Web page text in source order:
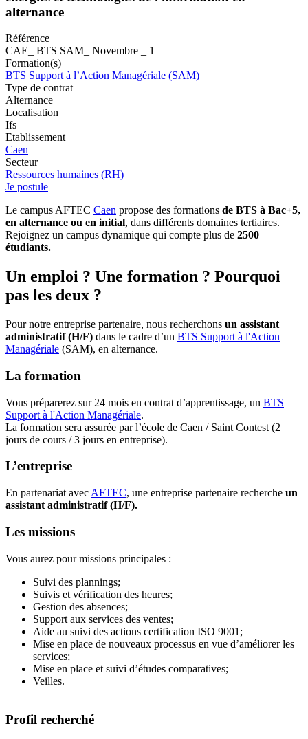
alternance
Référence
CAE_ BTS SAM_ Novembre _ 1
Formation(s)
BTS Support à l’Action Managériale (SAM)
Type de contrat
Alternance
Localisation
Ifs
Etablissement
Caen
Secteur
Ressources humaines (RH)
Je postule
Le campus AFTEC Caen propose des formations de BTS à Bac+5,
en alternance ou en initial, dans différents domaines tertiaires.
Rejoignez un campus dynamique qui compte plus de 2500
étudiants.
Un emploi ? Une formation ? Pourquoi
pas les deux ?
Pour notre entreprise partenaire, nous recherchons un assistant
administratif (H/F) dans le cadre d’un BTS Support à l'Action
Managériale (SAM), en alternance.
La formation
Vous préparerez sur 24 mois en contrat d’apprentissage, un BTS
Support à l'Action Managériale.
La formation sera assurée par l’école de Caen / Saint Contest (2
jours de cours / 3 jours en entreprise).
L’entreprise
En partenariat avec AFTEC, une entreprise partenaire recherche un
assistant administratif (H/F).
Les missions
Vous aurez pour missions principales :
Suivi des plannings;
Suivis et vérification des heures;
Gestion des absences;
Support aux services des ventes;
Aide au suivi des actions certification ISO 9001;
Mise en place de nouveaux processus en vue d’améliorer les
services;
Mise en place et suivi d’études comparatives;
Veilles.
Profil recherché